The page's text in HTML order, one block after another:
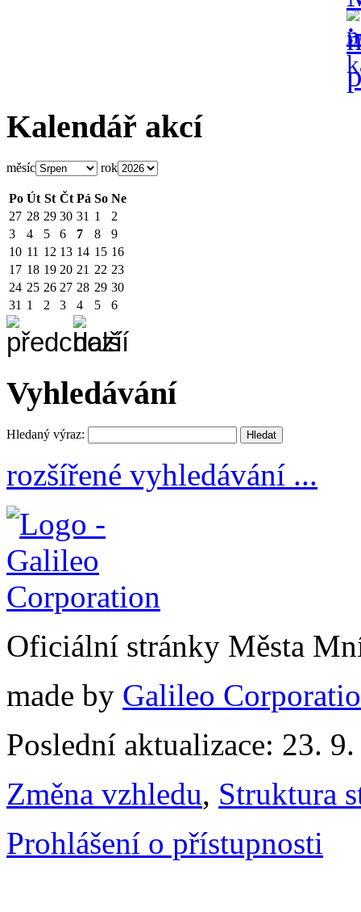
Kalendář akcí
měsíc rok
Po Út St Čt Pá So Ne
27 28 29 30 31 1
2
3
4 5 6 7 8
9
10 11 12 13 14 15 16
17 18 19 20 21 22 23
24 25 26 27 28 29 30
31 1 2 3 4 5 6
Vyhledávání
Hledaný výraz:
rozšířené vyhledávání ...
Oficiální stránky Města
made by Galileo
Poslední aktualizace: 23.
Změna vzhledu, Struktura
Prohlášení o přístupnosti